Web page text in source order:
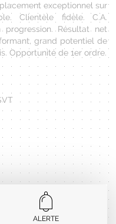
exceptionnel sur
Clientèle fidèle. C.A.
Résultat net
grand potentiel de
Opportunité de 1er ordre.
ALERTE